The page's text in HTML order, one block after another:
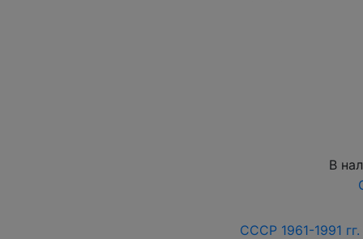
В
СССР 1961-1991